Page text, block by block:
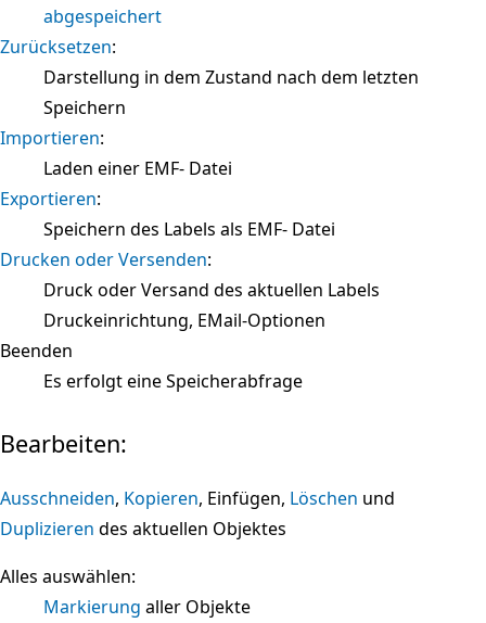
abgespeichert
Zurücksetzen:
Darstellung in dem Zustand nach dem letzten
Speichern
Importieren:
Laden einer EMF- Datei
Exportieren:
Speichern des Labels als EMF- Datei
Drucken oder Versenden:
Druck oder Versand des aktuellen Labels
Druckeinrichtung, EMail-Optionen
Beenden
Es erfolgt eine Speicherabfrage
Bearbeiten:
Ausschneiden, Kopieren, Einfügen, Löschen und
Duplizieren des aktuellen Objektes
Alles auswählen:
Markierung aller Objekte